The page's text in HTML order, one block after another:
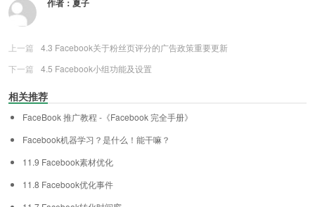
上一篇
4.3 Facebook关于粉丝页评分的广告政策重要更新
下一篇
4.5 Facebook小组功能及设置
相关推荐
FaceBook 推广教程 -《Facebook 完全手册》
Facebook机器学习？是什么！能干嘛？
11.9 Facebook素材优化
11.8 Facebook优化事件